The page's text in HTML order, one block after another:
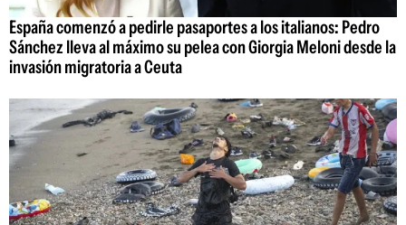
España comenzó a pedirle pasaportes a los italianos: Pedro
Sánchez lleva al máximo su pelea con Giorgia Meloni desde la
invasión migratoria a Ceuta